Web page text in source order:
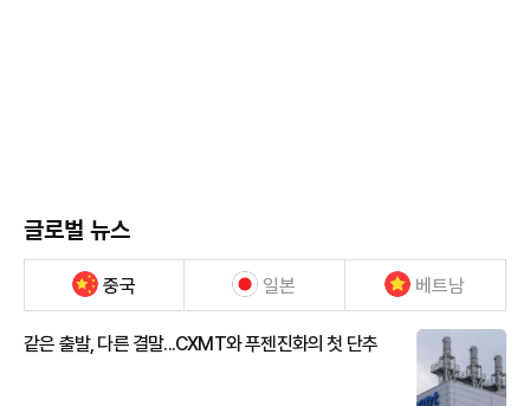
글로벌 뉴스
중국 일본 베트남
같은 출발, 다른 결말...CXMT와 푸젠진화의 첫 단추